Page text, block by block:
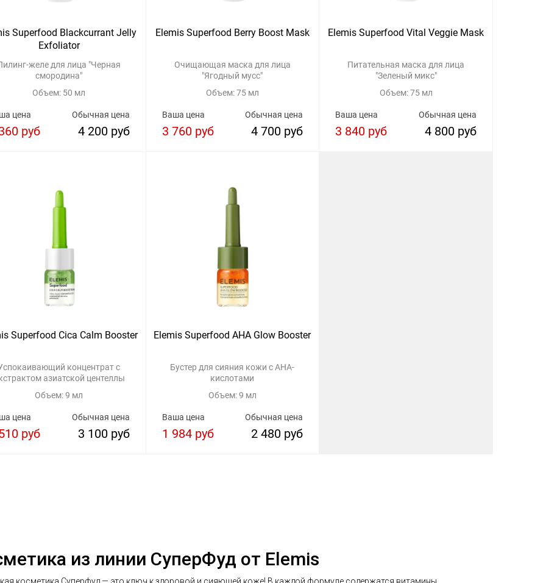
Superfood Blackcurrant Jelly
Exfoliator
желе для лица "Черная
смородина"
Объем: 50 мл
Обычная цена
4 200 руб
цена
руб
Elemis Superfood Berry Boost Mask
Очищающая маска для лица
"Ягодный мусс"
Объем: 75 мл
Обычная цена
4 700 руб
Ваша цена
3 760 руб
Elemis Superfood Vital Veggie Mask
Питательная маска для лица
"Зеленый микс"
Объем: 75 мл
Обычная цена
4 800 руб
Ваша цена
3 840 руб
Superfood Cica Calm Booster
концентрат с
азиатской центеллы
Объем: 9 мл
Обычная цена
3 100 руб
цена
руб
Elemis Superfood AHA Glow Booster
Бустер для сияния кожи с AHA-
кислотами
Объем: 9 мл
Обычная цена
2 480 руб
Ваша цена
1 984 руб
из линии СуперФуд от Elemis